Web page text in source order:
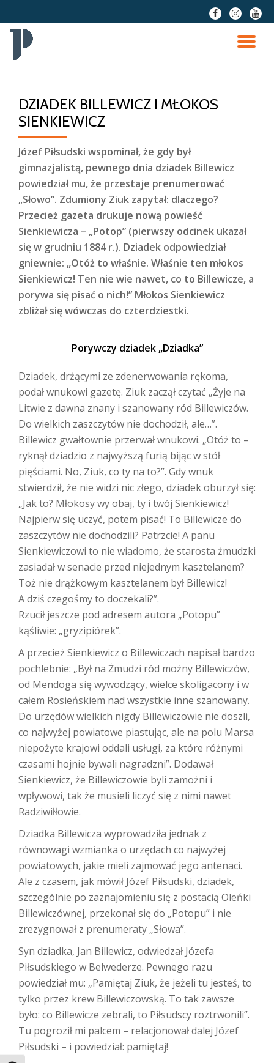
Przeskocz
fa-
facebook
fa-
instagram
fa-
DZIADEK BILLEWICZ I MŁOKOS
SIENKIEWICZ
Józef Piłsudski wspominał, że gdy był
gimnazjalistą, pewnego dnia dziadek Billewicz
powiedział mu, że przestaje prenumerować
„Słowo”. Zdumiony Ziuk zapytał: dlaczego?
Przecież gazeta drukuje nową powieść
Sienkiewicza – „Potop” (pierwszy odcinek ukazał
się w grudniu 1884 r.). Dziadek odpowiedział
gniewnie: „Otóż to właśnie. Właśnie ten młokos
Sienkiewicz! Ten nie wie nawet, co to Billewicze, a
porywa się pisać o nich!” Młokos Sienkiewicz
zbliżał się wówczas do czterdziestki.
Porywczy dziadek „Dziadka”
Dziadek, drżącymi ze zdenerwowania rękoma,
podał wnukowi gazetę. Ziuk zaczął czytać „Żyje na
Litwie z dawna znany i szanowany ród Billewiczów.
Do wielkich zaszczytów nie dochodził, ale…”.
Billewicz gwałtownie przerwał wnukowi. „Otóż to –
ryknął dziadzio z najwyższą furią bijąc w stół
pięściami. No, Ziuk, co ty na to?”. Gdy wnuk
stwierdził, że nie widzi nic złego, dziadek oburzył się:
„Jak to? Młokosy wy obaj, ty i twój Sienkiewicz!
Najpierw się uczyć, potem pisać! To Billewicze do
zaszczytów nie dochodzili? Patrzcie! A panu
Sienkiewiczowi to nie wiadomo, że starosta żmudzki
zasiadał w senacie przed niejednym kasztelanem?
Toż nie drążkowym kasztelanem był Billewicz!
A dziś czegośmy to doczekali?”.
Rzucił jeszcze pod adresem autora „Potopu”
kąśliwie: „gryzipiórek”.
A przecież Sienkiewicz o Billewiczach napisał bardzo
pochlebnie: „Był na Żmudzi ród możny Billewiczów,
od Mendoga się wywodzący, wielce skoligacony i w
całem Rosieńskiem nad wszystkie inne szanowany.
Do urzędów wielkich nigdy Billewiczowie nie doszli,
co najwyżej powiatowe piastując, ale na polu Marsa
niepożyte krajowi oddali usługi, za które różnymi
czasami hojnie bywali nagradzni”. Dodawał
Sienkiewicz, że Billewiczowie byli zamożni i
wpływowi, tak że musieli liczyć się z nimi nawet
Radziwiłłowie.
Dziadka Billewicza wyprowadziła jednak z
równowagi wzmianka o urzędach co najwyżej
powiatowych, jakie mieli zajmować jego antenaci.
Ale z czasem, jak mówił Józef Piłsudski, dziadek,
szczególnie po zaznajomieniu się z postacią Oleńki
Billewiczównej, przekonał się do „Potopu” i nie
zrezygnował z prenumeraty „Słowa”.
Syn dziadka, Jan Billewicz, odwiedzał Józefa
Piłsudskiego w Belwederze. Pewnego razu
powiedział mu: „Pamiętaj Ziuk, że jeżeli tu jesteś, to
tylko przez krew Billewiczowską. To tak zawsze
było: co Billewicze zebrali, to Piłsudscy roztrwonili”.
Tu pogroził mi palcem – relacjonował dalej Józef
Piłsudski – i powiedział: pamiętaj!